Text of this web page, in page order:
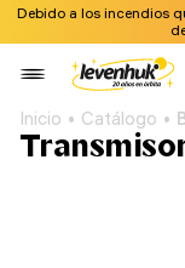
Debido a los incendios
Inicio Catálogo